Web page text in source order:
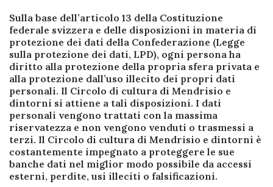
Sulla base dell’articolo 13 della Costituzione
federale svizzera e delle disposizioni in materia di
protezione dei dati della Confederazione (Legge
sulla protezione dei dati, LPD), ogni persona ha
diritto alla protezione della propria sfera privata e
alla protezione dall’uso illecito dei propri dati
personali. Il Circolo di cultura di Mendrisio e
dintorni si attiene a tali disposizioni. I dati
personali vengono trattati con la massima
riservatezza e non vengono venduti o trasmessi a
terzi. Il Circolo di cultura di Mendrisio e dintorni è
costantemente impegnato a proteggere le sue
banche dati nel miglior modo possibile da accessi
esterni, perdite, usi illeciti o falsificazioni.